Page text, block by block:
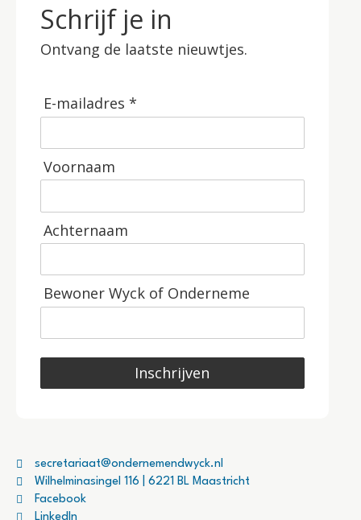
Schrijf je in
Ontvang de laatste nieuwtjes.
E-mailadres *
Voornaam
Achternaam
Bewoner Wyck of Onderneme
Inschrijven
secretariaat@ondernemendwyck.nl
Wilhelminasingel 116 | 6221 BL Maastricht
Facebook
LinkedIn